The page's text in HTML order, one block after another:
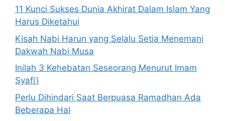
11 Kunci Sukses Dunia Akhirat Dalam Islam Yang
Harus Diketahui
Kisah Nabi Harun yang Selalu Setia Menemani
Dakwah Nabi Musa
Inilah 3 Kehebatan Seseorang Menurut Imam
Syafi’i
Perlu Dihindari Saat Berpuasa Ramadhan Ada
Beberapa Hal